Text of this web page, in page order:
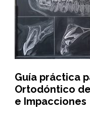
Guía práctica
Ortodóntico
e Impacciones